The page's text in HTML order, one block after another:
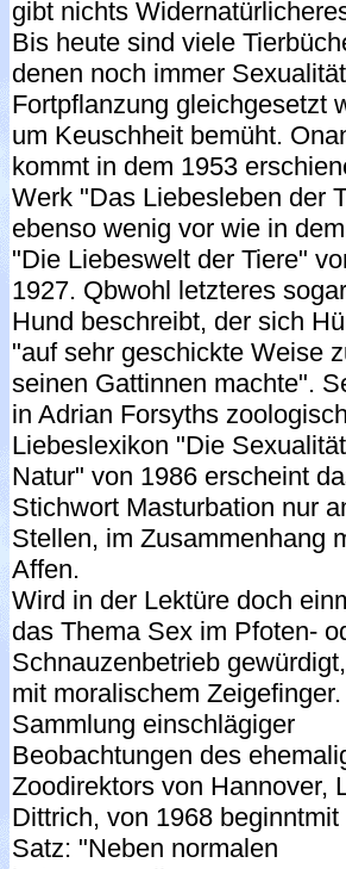
gibt nichts
Bis heute sind viele
denen noch immer
Fortpflanzung gleichgesetzt
um Keuschheit bemüht.
kommt in dem 1953
Werk "Das Liebesleben der
ebenso wenig vor wie in
"Die Liebeswelt der Tiere"
1927. Qbwohl letzteres
Hund beschreibt, der sich
"auf sehr geschickte Weise
seinen Gattinnen machte".
in Adrian Forsyths
Liebeslexikon "Die
Natur" von 1986 erscheint
Stichwort Masturbation nur
Stellen, im Zusammenhang
Affen.
Wird in der Lektüre doch
das Thema Sex im Pfoten-
Schnauzenbetrieb
mit moralischem
Sammlung einschlägiger
Beobachtungen des
Zoodirektors von Hannover,
Dittrich, von 1968 beginntmit
Satz: "Neben normalen